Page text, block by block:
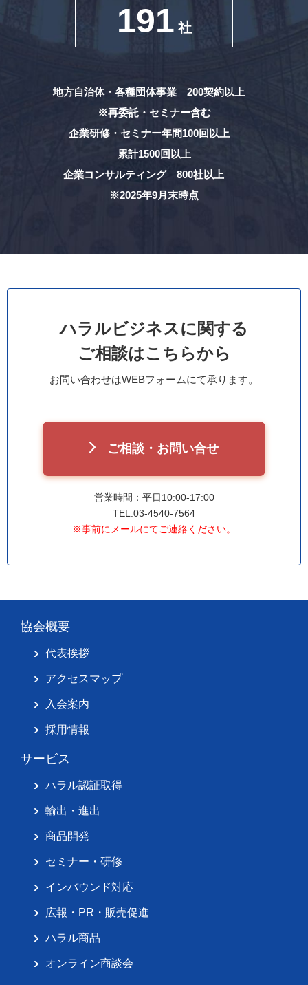
191 社
地方自治体・各種団体事業 200契約以上
※再委託・セミナー含む
企業研修・セミナー年間100回以上
累計1500回以上
企業コンサルティング 800社以上
※2025年9月末時点
ハラルビジネスに関する
ご相談はこちらから
お問い合わせはWEBフォームにて承ります。
ご相談・お問い合せ
営業時間：平日10:00-17:00
TEL:03-4540-7564
※事前にメールにてご連絡ください。
協会概要
代表挨拶
アクセスマップ
入会案内
採用情報
サービス
ハラル認証取得
輸出・進出
商品開発
セミナー・研修
インバウンド対応
広報・PR・販売促進
ハラル商品
オンライン商談会